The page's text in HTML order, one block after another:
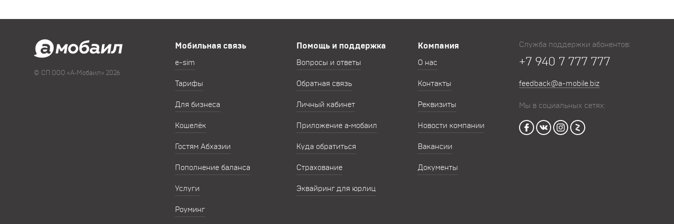
© СП ООО «А‑Мобаил» 2026
Мобильная связь
e-sim
Тарифы
Для бизнеса
Кошелёк
Гостям Абхазии
Пополнение баланса
Услуги
Роуминг
Помощь и поддержка
Вопросы и ответы
Обратная связь
Личный кабинет
Приложение а‑мобаил
Куда обратиться
Страхование
Эквайринг для юрлиц
Компания
О нас
Контакты
Реквизиты
Новости компании
Вакансии
Документы
Служба поддержки абонентов:
+7 940 7 777 777
feedback@a-mobile.biz
Мы в социальных сетях: